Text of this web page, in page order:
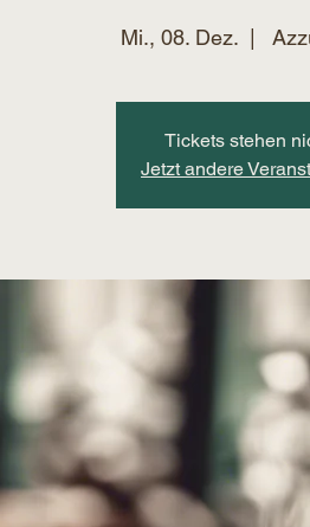
Mi., 08. Dez.
Tickets stehen
Jetzt andere